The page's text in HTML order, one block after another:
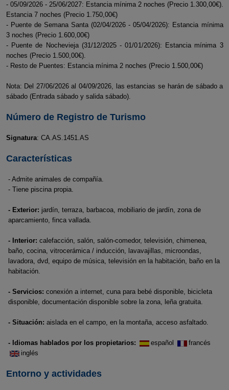
- 05/09/2026 - 25/06/2027: Estancia mínima 2 noches (Precio 1.300,00€).
Estancia 7 noches (Precio 1.750,00€)
- Puente de Semana Santa (02/04/2026 - 05/04/2026): Estancia mínima
3 noches (Precio 1.600,00€)
- Puente de Nochevieja (31/12/2025 - 01/01/2026): Estancia mínima 3
noches (Precio 1.500,00€).
- Resto de Puentes: Estancia mínima 2 noches (Precio 1.500,00€)
Nota: Del 27/06/2026 al 04/09/2026, las estancias se harán de sábado a
sábado (Entrada sábado y salida sábado).
Número de Registro de Turismo
Signatura: CA.AS.1451.AS
Características
- Admite animales de compañía.
- Tiene piscina propia.
- Exterior: jardín, terraza, barbacoa, mobiliario de jardín, zona de
aparcamiento, finca vallada.
- Interior: calefacción, salón, salón-comedor, televisión, chimenea,
baño, cocina, vitrocerámica / inducción, lavavajillas, microondas,
lavadora, dvd, equipo de música, televisión en la habitación, baño en la
habitación.
- Servicios: conexión a internet, cuna para bebé disponible, bicicleta
disponible, documentación disponible sobre la zona, leña gratuita.
- Situación: aislada en el campo, en la montaña, acceso asfaltado.
- Idiomas hablados por los propietarios: español
francés
inglés
Entorno y actividades